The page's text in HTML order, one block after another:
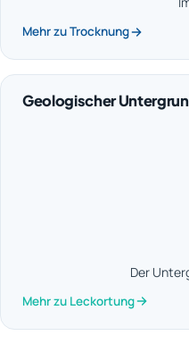
Mehr zu Trocknung
Geologischer
Der
Mehr zu Leckortung